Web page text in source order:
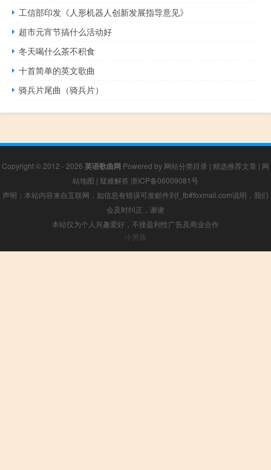
工信部印发《人形机器人创新发展指导意见》
超市元宵节搞什么活动好
冬天喝什么茶不积食
十首简单的英文歌曲
骑兵片尾曲（骑兵片）
Copyright © 2012 - 2026 英语歌曲网 Powered by 网站分类目录 | 精选推荐文章 | 网
站地图 | 疑难解答 浙ICP备06009081号
声明：本站内容来自互联网，如信息有错误可发邮件到f_fb#foxmail.com说明，我们
会及时纠正，谢谢
本站仅为个人兴趣爱好，不接盈利性广告及商业合作
小男孩